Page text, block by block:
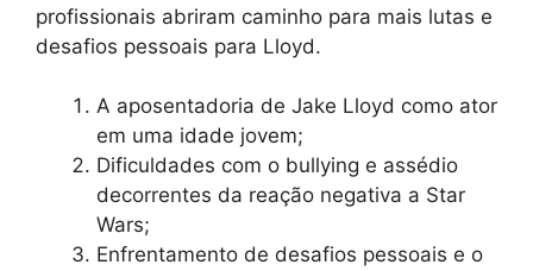
profissionais abriram caminho para mais lutas e
desafios pessoais para Lloyd.
A aposentadoria de Jake Lloyd como ator
em uma idade jovem;
Dificuldades com o bullying e assédio
decorrentes da reação negativa a Star
Wars;
Enfrentamento de desafios pessoais e o